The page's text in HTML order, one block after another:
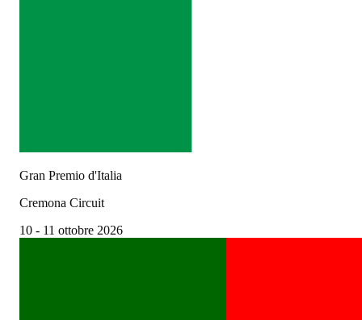
Gran Premio d'Italia
Cremona Circuit
10 - 11 ottobre 2026